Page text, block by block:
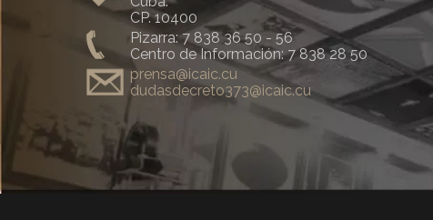
CP. 10400
Pizarra: 7 838 36 50 - 56
Centro de Información: 7 838 28 50
prensa@icaic.cu
dudasdecreto373@icaic.cu